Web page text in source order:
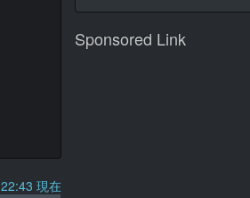
現在
Sponsored Link